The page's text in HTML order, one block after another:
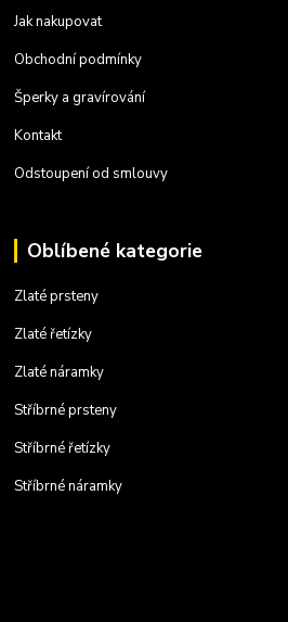
Jak nakupovat
Obchodní podmínky
Šperky a gravírování
Kontakt
Odstoupení od smlouvy
Oblíbené kategorie
Zlaté prsteny
Zlaté řetízky
Zlaté náramky
Stříbrné prsteny
Stříbrné řetízky
Stříbrné náramky